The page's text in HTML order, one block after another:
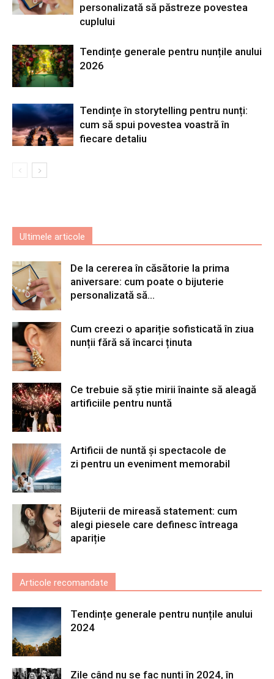
personalizată să păstreze povestea
cuplului
Tendințe generale pentru nunțile anului
2026
Tendințe în storytelling pentru nunți:
cum să spui povestea voastră în
fiecare detaliu
Ultimele articole
De la cererea în căsătorie la prima
aniversare: cum poate o bijuterie
personalizată să...
Cum creezi o apariție sofisticată în ziua
nunții fără să încarci ținuta
Ce trebuie să știe mirii înainte să aleagă
artificiile pentru nuntă
Artificii de nuntă și spectacole de
zi pentru un eveniment memorabil
Bijuterii de mireasă statement: cum
alegi piesele care definesc întreaga
apariție
Articole recomandate
Tendințe generale pentru nunțile anului
2024
Zile când nu se fac nunți în 2024, în